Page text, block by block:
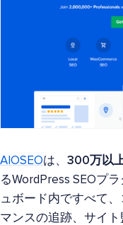
AIOSEOは、 300万以
るWordPress SEOプ
ュボード内ですべて
マンスの追跡、サイ